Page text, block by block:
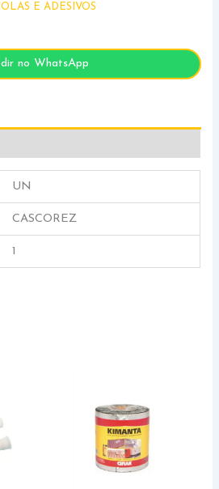
E ADESIVOS
no WhatsApp
UN
CASCOREZ
1